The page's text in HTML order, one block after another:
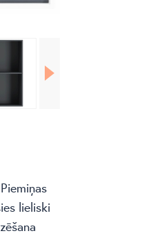
lieliski